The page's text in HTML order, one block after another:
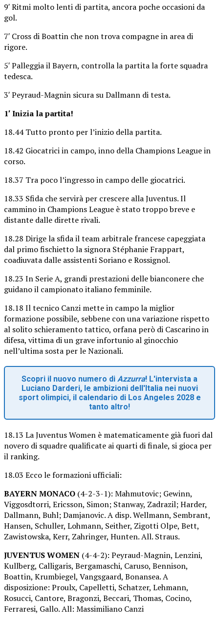
9′ Ritmi molto lenti di partita, ancora poche occasioni da
gol.
7′ Cross di Boattin che non trova compagne in area di
rigore.
5′ Palleggia il Bayern, controlla la partita la forte squadra
tedesca.
3′ Peyraud-Magnin sicura su Dallmann di testa.
1′ Inizia la partita!
18.44 Tutto pronto per l’inizio della partita.
18.42 Giocatrici in campo, inno della Champions League in
corso.
18.37 Tra poco l’ingresso in campo delle giocatrici.
18.33 Sfida che servirà per crescere alla Juventus. Il
cammino in Champions League è stato troppo breve e
distante dalle dirette rivali.
18.28 Dirige la sfida il team arbitrale francese capeggiata
dal primo fischietto la signora Stéphanie Frappart,
coadiuvata dalle assistenti Soriano e Rossignol.
18.23 In Serie A, grandi prestazioni delle bianconere che
guidano il campionato italiano femminile.
18.18 Il tecnico Canzi mette in campo la miglior
formazione possibile, sebbene con una variazione rispetto
al solito schieramento tattico, orfana però di Cascarino in
difesa, vittima di un grave infortunio al ginocchio
nell’ultima sosta per le Nazionali.
Scopri il nuovo numero di Azzurra! L'intervista a
Luciano Darderi, le ambizioni dell'Italia nei nuovi
sport olimpici, il calendario di Los Angeles 2028 e
tanto altro!
18.13 La Juventus Women è matematicamente già fuori dal
novero di squadre qualificate ai quarti di finale, si gioca per
il ranking.
18.03 Ecco le formazioni ufficiali:
BAYERN MONACO (4-2-3-1): Mahmutovic; Gewinn,
Viggosdtorri, Ericsson, Simon; Stanway, Zadrazil; Harder,
Dallmann, Buhl; Damjanovic. A disp. Wellmann, Sembrant,
Hansen, Schuller, Lohmann, Seither, Zigotti Olpe, Bett,
Zawistowska, Kerr, Zahringer, Hunten. All. Straus.
JUVENTUSWOMEN (4-4-2): Peyraud-Magnin, Lenzini,
Kullberg, Calligaris, Bergamaschi, Caruso, Bennison,
Boattin, Krumbiegel, Vangsgaard, Bonansea. A
disposizione: Proulx, Capelletti, Schatzer, Lehmann,
Rosucci, Cantore, Bragonzi, Beccari, Thomas, Cocino,
Ferraresi, Gallo. All: Massimiliano Canzi